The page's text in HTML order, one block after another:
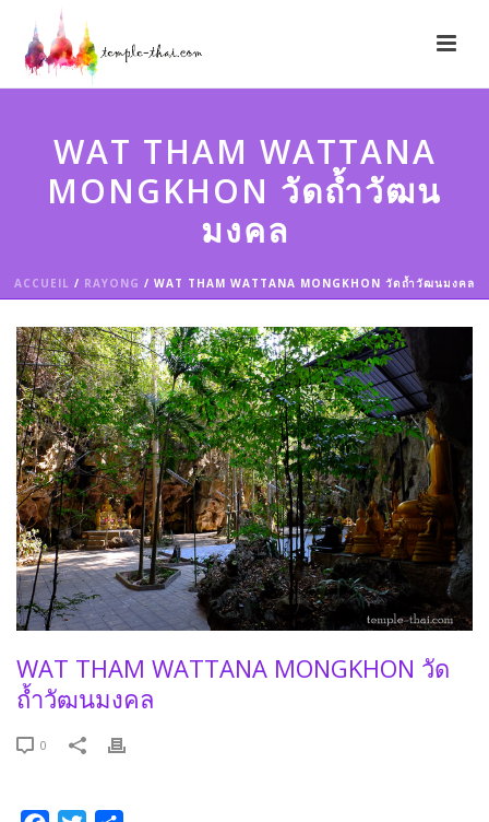
WAT THAM WATTANA
MONGKHON วัดถ้ำวัฒน
มงคล
ACCUEIL / RAYONG / WAT THAM WATTANA MONGKHON วัดถ้ำวัฒนมงคล
WAT THAM WATTANA MONGKHON วัด
ถ้ำวัฒนมงคล
0